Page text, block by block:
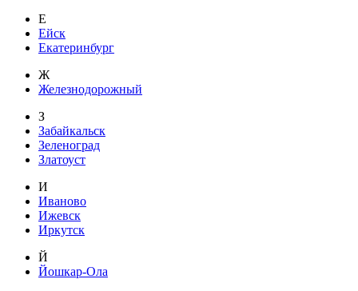
Е
Ейск
Екатеринбург
Ж
Железнодорожный
З
Забайкальск
Зеленоград
Златоуст
И
Иваново
Ижевск
Иркутск
Й
Йошкар-Ола